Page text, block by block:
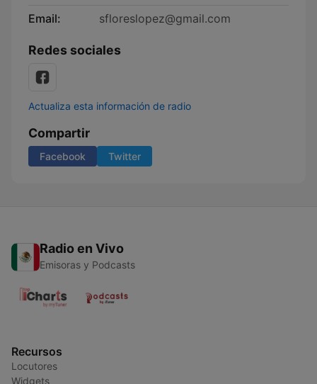
Email:
sfloreslopez@gmail.com
Redes sociales
Actualiza esta información de radio
Compartir
Facebook Twitter
Radio en Vivo
Emisoras y Podcasts
Recursos
Locutores
Widgets